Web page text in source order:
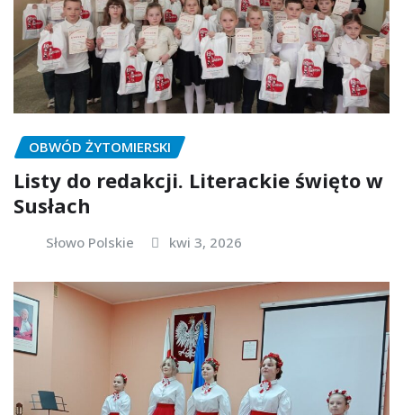
OBWÓD ŻYTOMIERSKI
Listy do redakcji. Literackie święto w
Susłach
Słowo Polskie kwi 3, 2026